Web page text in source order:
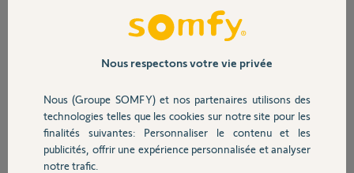
Sécurité
Domotique
après avoir installé puis réset puis réinstallé, les problèmes persistent.
-la vidéo sur l'application téléphone ne fonctionne pas en live.
la caméra reste immobile).
par contre,
-le détecteur de mouvement marche et envoie sur ma médiathèque
les vidéos prises. (super qualitée)
Nous respectons votre vie privée
Nous (Groupe SOMFY) et nos partenaires utilisons des
technologies telles que les cookies sur notre site pour les
finalités suivantes: Personnaliser le contenu et les
publicités, offrir une expérience personnalisée et analyser
notre trafic.